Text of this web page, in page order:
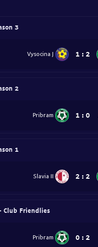
3
Vysocina J 1 : 2
2
Pribram 1 : 0
1
Slavia II 2 : 2
Club Friendlies
Pribram 0 : 2